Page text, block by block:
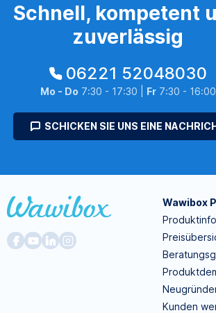
Schnell, kompetent
zuverlässig
06221 52048030
Mo - Do 7:30 - 17:30 | Fr7:30 - 16:00
SCHICKEN SIE UNS EINE
Wawibox
Kunden